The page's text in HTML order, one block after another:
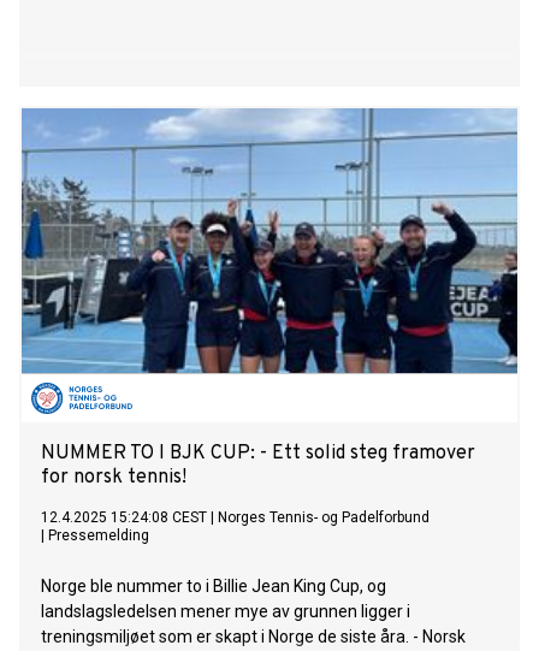
NUMMER TO I BJK CUP: - Ett solid steg framover
for norsk tennis!
12.4.2025 15:24:08 CEST
Norges Tennis- og Padelforbund
Pressemelding
Norge ble nummer to i Billie Jean King Cup, og
landslagsledelsen mener mye av grunnen ligger i
treningsmiljøet som er skapt i Norge de siste åra. - Norsk